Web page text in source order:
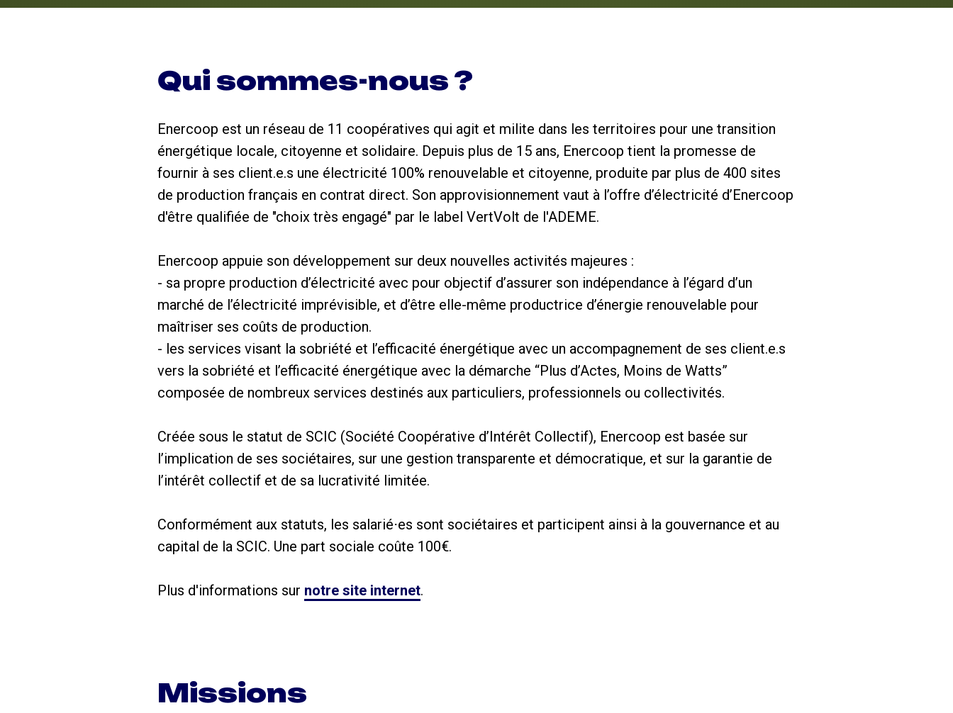
Qui sommes-nous ?
Enercoop est un réseau de 11 coopératives qui agit et milite dans les territoires pour une transition
énergétique locale, citoyenne et solidaire. Depuis plus de 15 ans, Enercoop tient la promesse de
fournir à ses client.e.s une électricité 100% renouvelable et citoyenne, produite par plus de 400 sites
de production français en contrat direct. Son approvisionnement vaut à l’offre d’électricité d’Enercoop
d'être qualifiée de "choix très engagé" par le label VertVolt de l'ADEME.
Enercoop appuie son développement sur deux nouvelles activités majeures :
- sa propre production d’électricité avec pour objectif d’assurer son indépendance à l’égard d’un
marché de l’électricité imprévisible, et d’être elle-même productrice d’énergie renouvelable pour
maîtriser ses coûts de production.
- les services visant la sobriété et l’efficacité énergétique avec un accompagnement de ses client.e.s
vers la sobriété et l’efficacité énergétique avec la démarche “Plus d’Actes, Moins de Watts”
composée de nombreux services destinés aux particuliers, professionnels ou collectivités.
Créée sous le statut de SCIC (Société Coopérative d’Intérêt Collectif), Enercoop est basée sur
l’implication de ses sociétaires, sur une gestion transparente et démocratique, et sur la garantie de
l’intérêt collectif et de sa lucrativité limitée.
Conformément aux statuts, les salarié⋅es sont sociétaires et participent ainsi à la gouvernance et au
capital de la SCIC. Une part sociale coûte 100€.
Plus d'informations sur notre site internet.
Missions